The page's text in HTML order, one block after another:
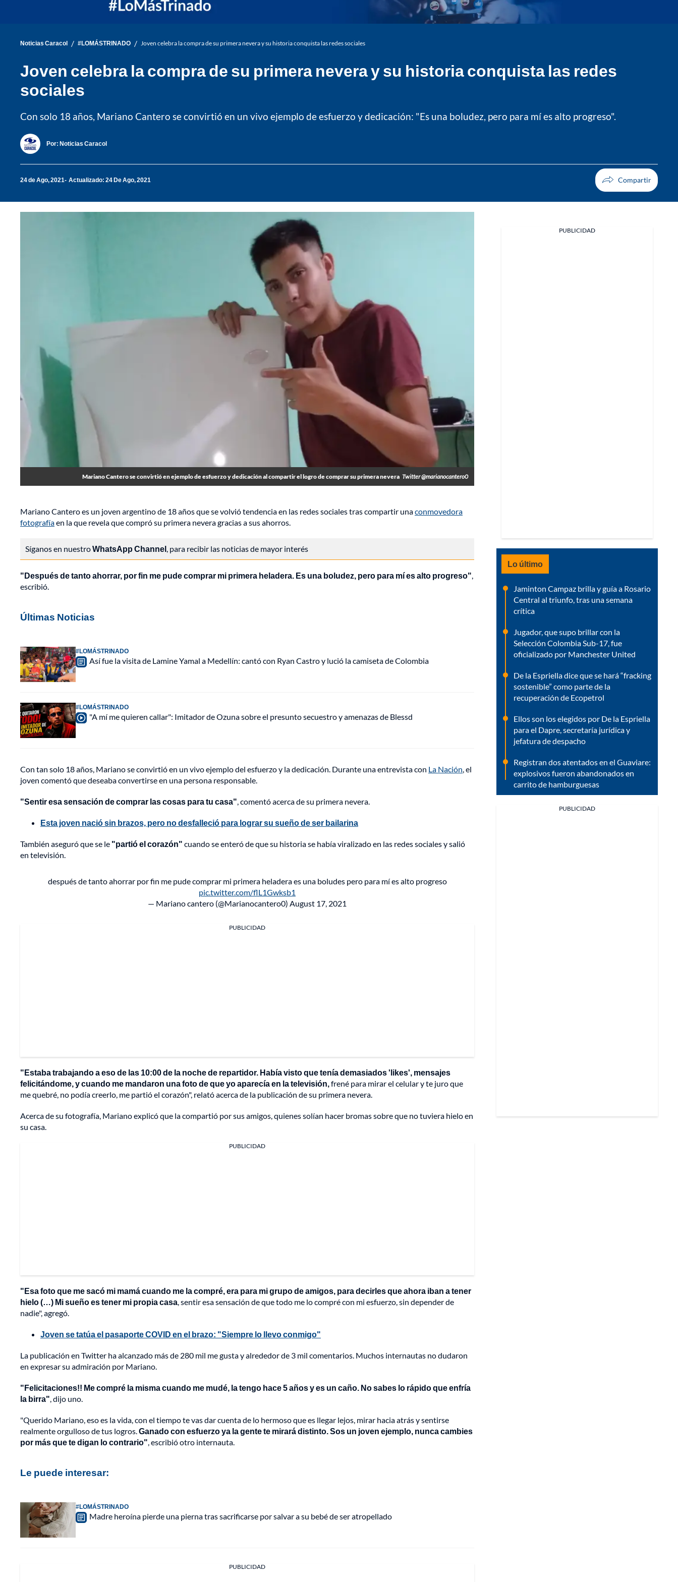
Noticias Caracol / #LOMÁSTRINADO / Joven celebra la compra de su primera nevera y su historia conquista las redes sociales
Joven celebra la compra de su primera nevera y su historia conquista las redes
sociales
Con solo 18 años, Mariano Cantero se convirtió en un vivo ejemplo de esfuerzo y dedicación: "Es una boludez, pero para mí es alto progreso".
Por: Noticias Caracol
24 de Ago, 2021 Actualizado: 24 De Ago, 2021
Mariano Cantero se convirtió en ejemplo de esfuerzo y dedicación al compartir el logro de comprar su primera nevera Twitter @marianocantero0
Mariano Cantero es un joven argentino de 18 años que se volvió tendencia en las redes sociales tras compartir unaconmovedora
fotografíaen la que revela que compró su primera nevera gracias a sus ahorros.
Síganos en nuestroWhatsApp Channel, para recibir las noticias de mayor interés
"Después de tanto ahorrar, por fin me pude comprar mi primera heladera. Es una boludez, pero para mí es alto progreso",
escribió.
Últimas Noticias
#LOMÁSTRINADO
Así fue la visita de Lamine Yamal a Medellín: cantó con Ryan Castro y lució la camiseta de Colombia
#LOMÁSTRINADO
"A mí me quieren callar": Imitador de Ozuna sobre el presunto secuestro y amenazas de Blessd
Con tan solo 18 años, Mariano se convirtió en un vivo ejemplo del esfuerzo y la dedicación. Durante una entrevista con La Nación, el
joven comentó que deseaba convertirse en una persona responsable.
"Sentir esa sensación de comprar las cosas para tu casa", comentó acerca de su primera nevera.
Esta joven nació sin brazos, pero no desfalleció para lograr su sueño de ser bailarina
También aseguró que se le "partió el corazón" cuando se enteró de que su historia se había viralizado en las redes sociales y salió
en televisión.
después de tanto ahorrar por fin me pude comprar mi primera heladera es una boludes pero para mí es alto progreso
pic.twitter.com/flL1Gwksb1
— Mariano cantero (@Marianocantero0) August 17, 2021
PUBLICIDAD
"Estaba trabajando a eso de las 10:00 de la noche de repartidor. Había visto que tenía demasiados 'likes', mensajes
felicitándome, y cuando me mandaron una foto de que yo aparecía en la televisión,frené para mirar el celular y te juro que
me quebré, no podía creerlo, me partió el corazón", relató acerca de la publicación de su primera nevera.
Acerca de su fotografía, Mariano explicó que la compartió por sus amigos, quienes solían hacer bromas sobre que no tuviera hielo en
su casa.
PUBLICIDAD
"Esa foto que me sacó mi mamá cuando me la compré, era para mi grupo de amigos, para decirles que ahora iban a tener
hielo (…) Mi sueño es tener mi propia casa, sentir esa sensación de que todo me lo compré con mi esfuerzo, sin depender de
nadie", agregó.
Joven se tatúa el pasaporte COVID en el brazo: "Siempre lo llevo conmigo"
La publicación en Twitter ha alcanzado más de 280 mil me gusta y alrededor de 3 mil comentarios. Muchos internautas no dudaron
en expresar su admiración por Mariano.
"Felicitaciones!! Me compré la misma cuando me mudé, la tengo hace 5 años y es un caño. No sabes lo rápido que enfría
la birra", dijo uno.
"Querido Mariano, eso es la vida, con el tiempo te vas dar cuenta de lo hermoso que es llegar lejos, mirar hacia atrás y sentirse
realmente orgulloso de tus logros.Ganado con esfuerzo ya la gente te mirará distinto. Sos un joven ejemplo, nunca cambies
por más que te digan lo contrario", escribió otro internauta.
Le puede interesar:
#LOMÁSTRINADO
Madre heroína pierde una pierna tras sacrificarse por salvar a su bebé de ser atropellado
PUBLICIDAD
PUBLICIDAD
Lo último
Jaminton Campaz brilla y guía a Rosario
Central al triunfo, tras una semana
crítica
Jugador, que supo brillar con la
Selección Colombia Sub-17, fue
oficializado por Manchester United
De la Espriella dice que se hará “fracking
sostenible” como parte de la
recuperación de Ecopetrol
Ellos son los elegidos por De la Espriella
para el Dapre, secretaría jurídica y
jefatura de despacho
Registran dos atentados en el Guaviare:
explosivos fueron abandonados en
carrito de hamburguesas
PUBLICIDAD